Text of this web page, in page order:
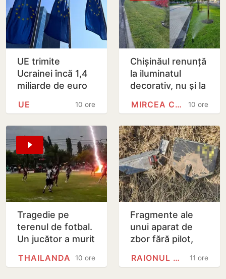
UE trimite
Ucrainei încă 1,4
miliarde de euro
generate de
înghețate
10 ore
UE
Chișinăul renunță
la iluminatul
decorativ, nu și la
Irigarea spațiilor
10 ore
MIRCEA CEL BĂTRÂN
Tragedie pe
terenul de fotbal.
Un jucător a murit
chiar în timpul10 ore
THAILANDA
Fragmente ale
unui aparat de
zbor fără pilot,
11 ore
RAIONUL CAHUL